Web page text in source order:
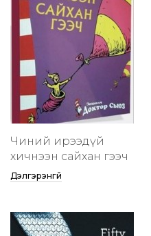
Чиний ирээдүй
хичнээн сайхан гээч
Дэлгэрэнгүй